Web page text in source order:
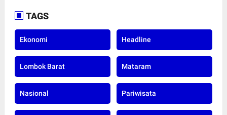
TAGS
Ekonomi Headline
Lombok Barat Mataram
Nasional Pariwisata